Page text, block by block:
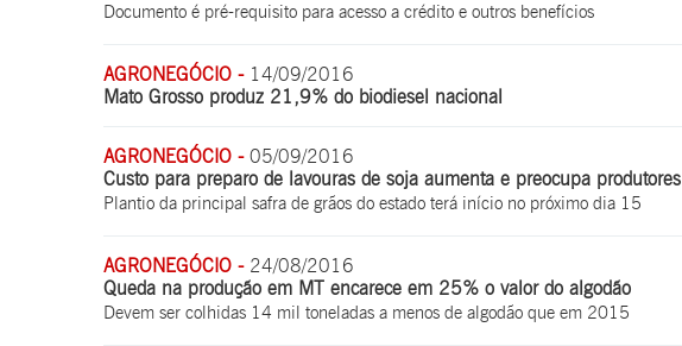
Documento é pré-requisito para acesso a crédito e outros benefícios
AGRONEGÓCIO - 14/09/2016
Mato Grosso produz 21,9% do biodiesel nacional
AGRONEGÓCIO - 05/09/2016
Custo para preparo de lavouras de soja aumenta e preocupa produtores
Plantio da principal safra de grãos do estado terá início no próximo dia 15
AGRONEGÓCIO - 24/08/2016
Queda na produção em MT encarece em 25% o valor do algodão
Devem ser colhidas 14 mil toneladas a menos de algodão que em 2015